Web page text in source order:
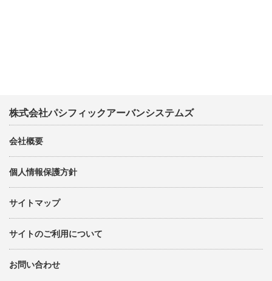
株式会社パシフィックアーバンシステムズ
会社概要
個人情報保護方針
サイトマップ
サイトのご利用について
お問い合わせ